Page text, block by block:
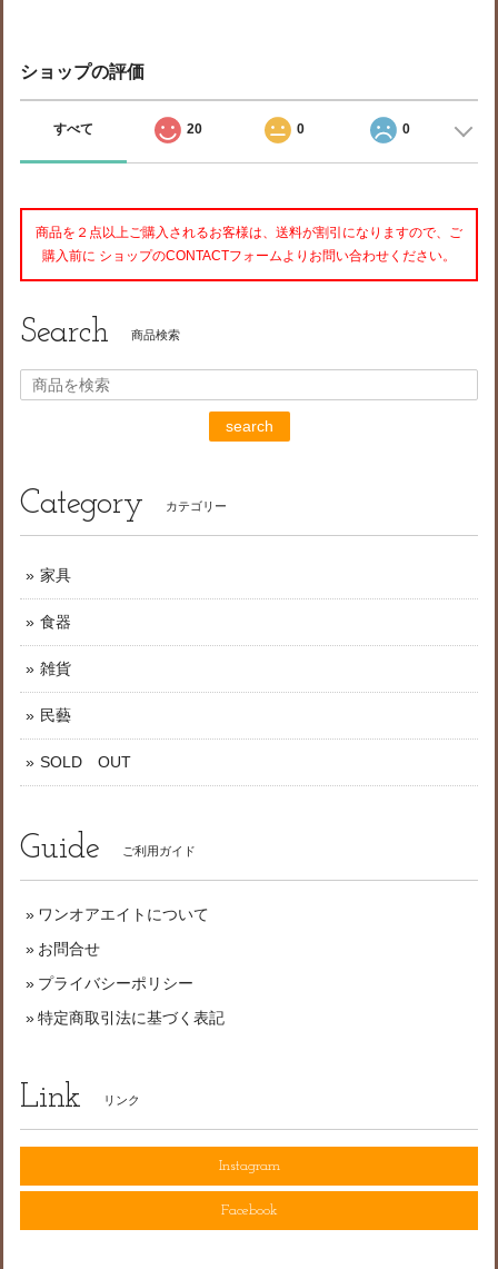
ショップの評価
すべて 20 0 0
商品を２点以上ご購入されるお客様は、送料が割引になりますので、ご
購入前に ショップのCONTACTフォームよりお問い合わせください。
Search 商品検索
search
Category カテゴリー
家具
食器
雑貨
民藝
SOLD OUT
Guide ご利用ガイド
ワンオアエイトについて
お問合せ
プライバシーポリシー
特定商取引法に基づく表記
Link リンク
Instagram
Facebook